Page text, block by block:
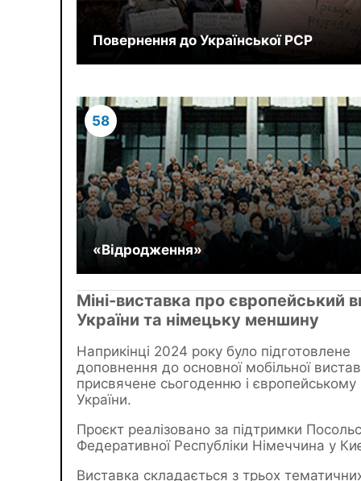
Повернення до Української РСР
58
«Відродження»
Міні-виставка про європейський
України та німецьку меншину
Наприкінці 2024 року було підготовлене
доповнення до основної мобільної
присвячене сьогоденню і європейському
України.
Проєкт реалізовано за підтримки
Федеративної Республіки Німеччина у
Виставка складається з трьох